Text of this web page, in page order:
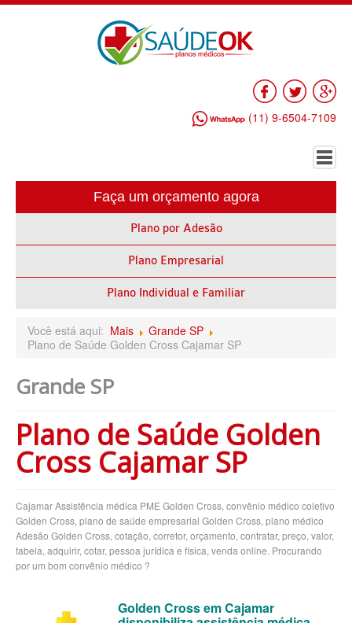
Facebook
Twitter
(11) 9-6504-7109
PLANO DE SAÚDE EMPRESARIAL
ALLIANZ PLANO DE SAÚDE EMPRESARIAL
AMEPLAN PLANO DE SAÚDE EMPRESARIAL
BIO SAÚDE PLANO DE SAÚDE EMPRESARIAL
BIOVIDA PLANO DE SAÚDE EMPRESARIAL
BRADESCO PLANO DE SAÚDE EMPRESARIAL
CAIXA PLANO DE SAÚDE EMPRESARIAL
CUIDAR ME PLANO DE SAÚDE EMPRESARIAL
CRUZ AZUL PLANO DE SAÚDE EMPRESARIAL
GOLDEN CROSS PLANO EMPRESARIAL
Faça um orçamento agora
Plano por Adesão
Plano Empresarial
Plano Individual e Familiar
Você está aqui: Mais
Grande SP
Plano de Saúde Golden Cross Cajamar SP
Grande SP
Plano de Saúde Golden
Cross Cajamar SP
Cajamar Assistência médica PME Golden Cross, convênio médico coletivo
Golden Cross, plano de saúde empresarial Golden Cross, plano médico
Adesão Golden Cross, cotação, corretor, orçamento, contratar, preço, valor,
tabela, adquirir, cotar, pessoa jurídica e física, venda online. Procurando
por um bom convênio médico ?
Golden Cross em Cajamar